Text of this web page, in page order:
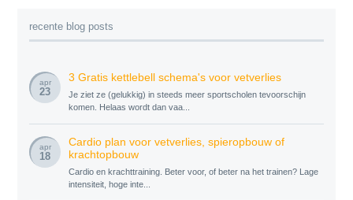
recente blog posts
apr
23
3 Gratis kettlebell schema's voor vetverlies
Je ziet ze (gelukkig) in steeds meer sportscholen tevoorschijn
komen. Helaas wordt dan vaa...
apr
18
Cardio plan voor vetverlies, spieropbouw of
krachtopbouw
Cardio en krachttraining. Beter voor, of beter na het trainen? Lage
intensiteit, hoge inte...